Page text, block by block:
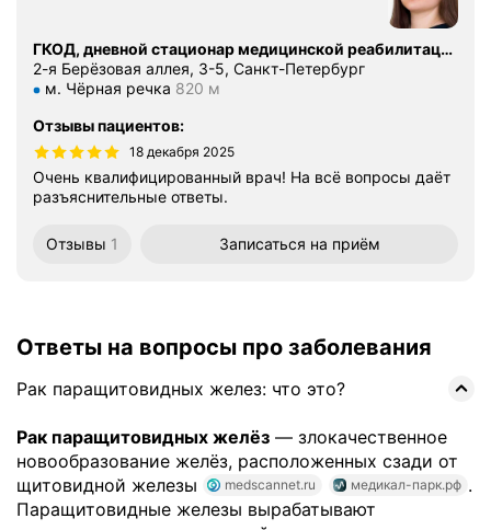
ГКОД, дневной стационар медицинской реабилитации № 15
2-я Берёзовая аллея, 3-5, Санкт-Петербург
Метро м. Чёрная речка Расстояние 820 м
м. Чёрная речка 820 м
Отзывы пациентов:
18 декабря 2025
Очень квалифицированный врач! На всё вопросы даёт
разъяснительные ответы.
Отзывы 1 Записаться на приём
Ответы на вопросы про заболевания
Рак паращитовидных желез: что это?
Рак паращитовидных желёз — злокачественное
новообразование желёз, расположенных сзади от
щитовидной железы
medscannet.ru медикал-парк.рф .
Паращитовидные железы вырабатывают